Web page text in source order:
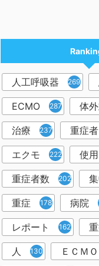
人工呼吸器 2698
ECMO 287
治療 237 重症者
エクモ 222 使用
重症者数 202
重症 178 病院
レポート 162
人 130 ＥＣＭＯ